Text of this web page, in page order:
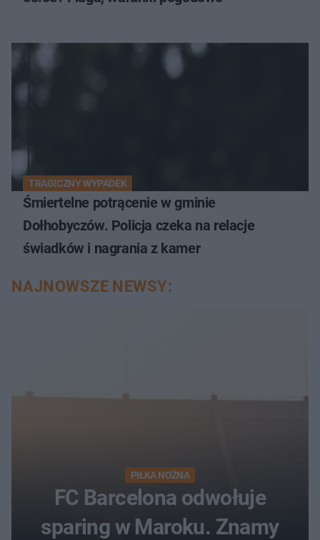
TRAGICZNY WYPADEK
Śmiertelne potrącenie w gminie
Dołhobyczów. Policja czeka na relacje
świadków i nagrania z kamer
NAJNOWSZE NEWSY:
PIŁKA NOŻNA
FC Barcelona odwołuje
sparing w Maroku. Znamy